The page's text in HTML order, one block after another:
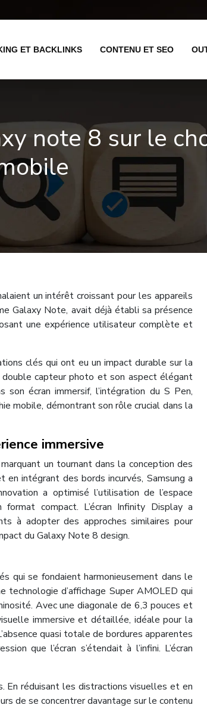
ET BACKLINKS CONTENU ET SEO
note 8 sur le
un intérêt croissant pour les appareils
Galaxy Note, avait déjà établi sa présence
une expérience utilisateur complète et
clés qui ont eu un impact durable sur la
double capteur photo et son aspect élégant
écran immersif, l’intégration du S Pen,
mobile, démontrant son rôle crucial dans la
immersive
un tournant dans la conception des
intégrant des bords incurvés, Samsung a
a optimisé l’utilisation de l’espace
compact. L’écran Infinity Display a
à adopter des approches similaires pour
du Galaxy Note 8 design.
qui se fondaient harmonieusement dans le
technologie d’affichage Super AMOLED qui
Avec une diagonale de 6,3 pouces et
immersive et détaillée, idéale pour la
quasi totale de bordures apparentes
que l’écran s’étendait à l’infini. L’écran
En réduisant les distractions visuelles et en
de se concentrer davantage sur le contenu